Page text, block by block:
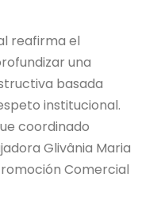
reafirma el
una
basada
institucional.
coordinado
Glivânia Maria
Comercial